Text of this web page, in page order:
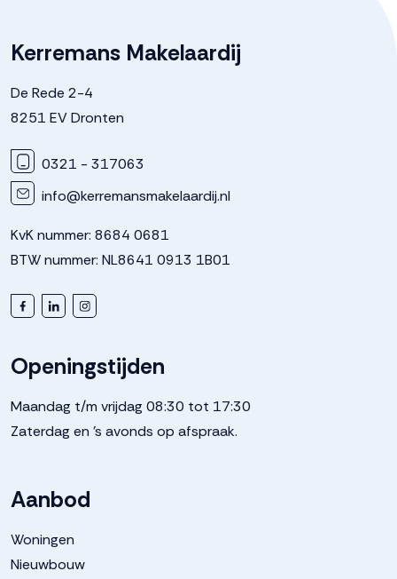
Kerremans Makelaardij
De Rede 2-4
8251 EV Dronten
0321 - 317063
info@kerremansmakelaardij.nl
KvK nummer: 8684 0681
BTW nummer: NL8641 0913 1B01
Openingstijden
Maandag t/m vrijdag 08:30 tot 17:30
Zaterdag en 's avonds op afspraak.
Aanbod
Woningen
Nieuwbouw